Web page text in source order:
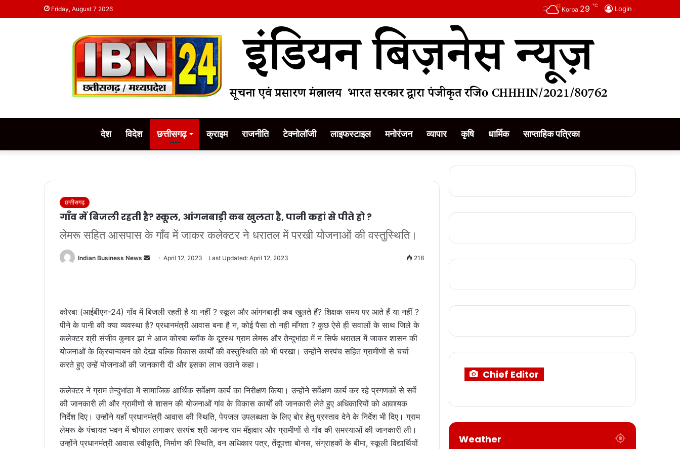
Friday, August 7 2026 Login
Korba 29 ℃
देश विदेश छत्तीसगढ़ क्राइम राजनीति टेक्नोलॉजी लाइफस्टाइल मनोरंजन व्यापार कृषि धार्मिक साप्ताहिक पत्रिका
छत्तीसगढ़
गाँव में बिजली रहती है? स्कूल, आंगनबाड़ी कब खुलता है, पानी कहां से पीते हो ?
लेमरू सहित आसपास के गाँव में जाकर कलेक्टर ने धरातल में परखी योजनाओं की वस्तुस्थिति।
Indian Business News
SendApril 12, 2023 Last Updated: April 12, 2023 218
कोरबा (आईबीएन-24) गाँव में बिजली रहती है या नहीं ? स्कूल और आंगनबाड़ी कब खुलते हैं? शिक्षक समय पर आते हैं या नहीं ?
पीने के पानी की क्या व्यवस्था है? प्रधानमंत्री आवास बना है न, कोई पैसा तो नही माँगता ? कुछ ऐसे ही सवालों के साथ जिले के
कलेक्टर श्री संजीव कुमार झा ने आज कोरबा ब्लॉक के दूरस्थ ग्राम लेमरू और तेन्दुभांठा में न सिर्फ धरातल में जाकर शासन की
योजनाओं के क्रियान्वयन को देखा बल्कि विकास कार्यों की वस्तुस्थिति को भी परखा। उन्होंने सरपंच सहित ग्रामीणों से चर्चा
करते हुए उन्हें योजनाओं की जानकारी दी और इसका लाभ उठाने कहा।
कलेक्टर ने ग्राम तेन्दुभांठा में सामाजिक आर्थिक सर्वेक्षण कार्य का निरीक्षण किया। उन्होंने सर्वेक्षण कार्य कर रहे प्रगणकों से सर्वे
की जानकारी ली और ग्रामीणों से शासन की योजनाओं गांव के विकास कार्यों की जानकारी लेते हुए अधिकारियों को आवश्यक
निर्देश दिए। उन्होंने यहाँ प्रधानमंत्री आवास की स्थिति, पेयजल उपलब्धता के लिए बोर हेतु प्रस्ताव देने के निर्देश भी दिए। ग्राम
लेमरू के पंचायत भवन में चौपाल लगाकर सरपंच श्री आनन्द राम मँझवार और ग्रामीणों से गाँव की समस्याओं की जानकारी ली।
उन्होंने प्रधानमंत्री आवास स्वीकृति, निर्माण की स्थिति, वन अधिकार पत्र, तेंदूपत्ता बोनस, संग्राहकों के बीमा, स्कूली विद्यार्थियों
Chief Editor
Weather